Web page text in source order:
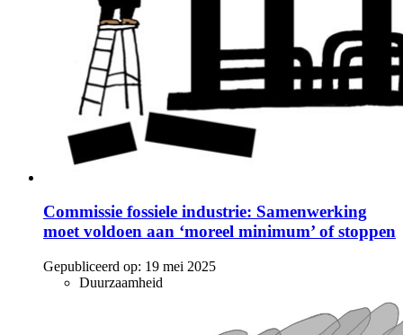
Commissie fossiele industrie: Samenwerking
moet voldoen aan ‘moreel minimum’ of stoppen
Gepubliceerd op: 19 mei 2025
Duurzaamheid